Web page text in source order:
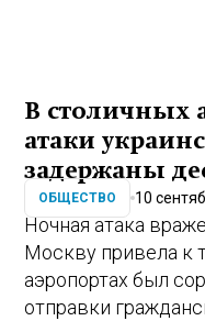
В столичных
атаки
задержаны
ОБЩЕСТВО 10
Ночная атака
Москву привела к
аэропортах был
отправки